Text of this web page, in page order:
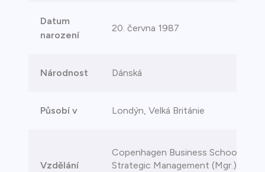
Datum
narození
20. června 1987
Národnost Dánská
Působí v Londýn, Velká Británie
Vzdělání
Copenhagen Business School –
Strategic Management (Mgr.),